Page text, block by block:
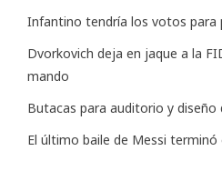
Infantino tendría los votos para
Dvorkovich deja en jaque a la
mando
Butacas para auditorio y diseño
El último baile de Messi terminó